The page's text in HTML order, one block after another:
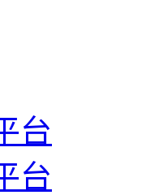
台
台